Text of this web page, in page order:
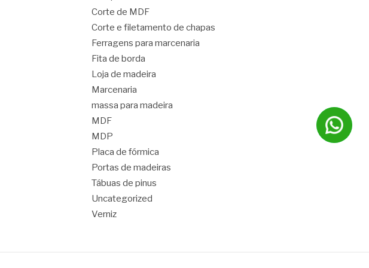
Corte de MDF
Corte e filetamento de chapas
Ferragens para marcenaria
Fita de borda
Loja de madeira
Marcenaria
massa para madeira
MDF
MDP
Placa de fórmica
Portas de madeiras
Tábuas de pinus
Uncategorized
Verniz